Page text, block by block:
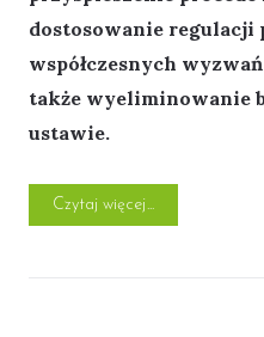
dostosowanie regulacji
współczesnych
także wyeliminowanie
ustawie.
Czytaj więcej